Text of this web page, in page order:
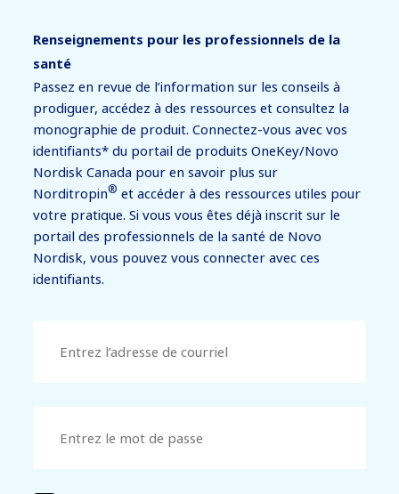
Renseignements pour les professionnels de la
santé
Passez en revue de l’information sur les conseils à
prodiguer, accédez à des ressources et consultez la
monographie de produit. Connectez-vous avec vos
identifiants* du portail de produits OneKey/Novo
Nordisk Canada pour en savoir plus sur
Norditropin® et accéder à des ressources utiles pour
votre pratique. Si vous vous êtes déjà inscrit sur le
portail des professionnels de la santé de Novo
Nordisk, vous pouvez vous connecter avec ces
identifiants.